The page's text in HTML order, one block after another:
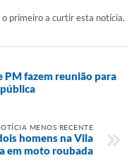
o primeiro a curtir esta notícia.
PM fazem reunião para
MENOS RECENTE
homens na Vila
em moto roubada